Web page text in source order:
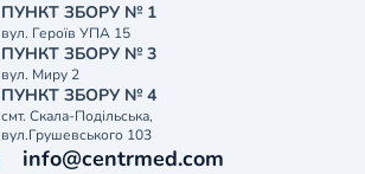
ПУНКТ ЗБОРУ № 1
вул. Героїв УПА 15
ПУНКТ ЗБОРУ № 3
вул. Миру 2
ПУНКТ ЗБОРУ № 4
смт. Скала-Подільська,
вул.Грушевського 103
info@centrmed.com